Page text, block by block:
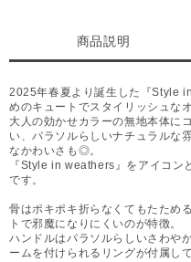
商品説明
2025年春夏より誕生した『Style
めのキュートでスタイリッシュな
大人の効かせカラーの無地本体に
い、パラソルらしいナチュラルな
なかわいさも◎。
『Style in weathers』をアイコン
です。
骨はポキポキ折らなくてもたため
トで邪魔になりにくいのが特徴。
ハンドルはパラソルらしいさわや
ームを付けられるリングが付属し